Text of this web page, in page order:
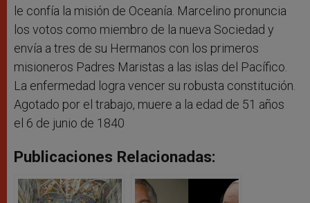
le confía la misión de Oceanía. Marcelino pronuncia
los votos como miembro de la nueva Sociedad y
envía a tres de su Hermanos con los primeros
misioneros Padres Maristas a las islas del Pacífico.
La enfermedad logra vencer su robusta constitución.
Agotado por el trabajo, muere a la edad de 51 años
el 6 de junio de 1840
Publicaciones Relacionadas: